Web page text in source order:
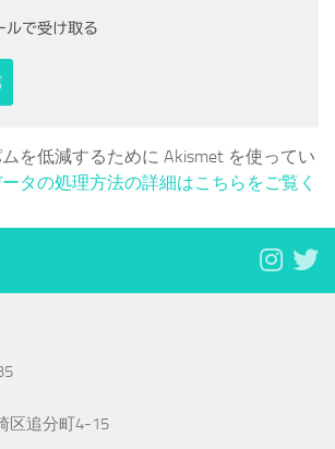
ルで受け取る
を低減するために Akismet を使ってい
タの処理方法の詳細はこちらをご覧く
区追分町4-15